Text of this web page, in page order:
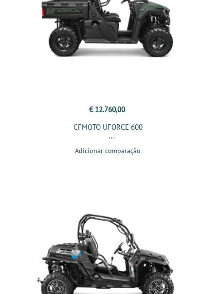
€ 12.760,00
CFMOTO UFORCE 600
Adicionar comparação